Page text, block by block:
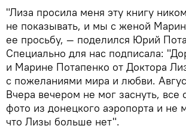
"Лиза просила меня эту книгу
не показывать, и мы с женой
ее просьбу, — поделился Юрий
Специально для нас подписала:
и Марине Потапенко от Доктора
с пожеланиями мира и любви.
Вчера вечером не мог заснуть, все
фото из донецкого аэропорта и не
что Лизы больше нет".